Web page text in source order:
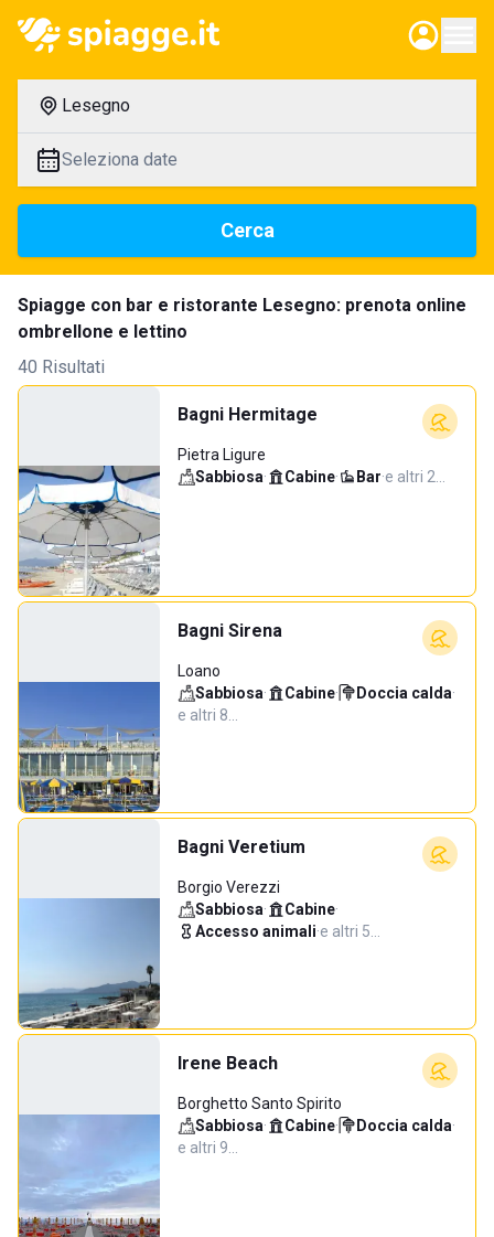
Lesegno
Seleziona date
Cerca
Spiagge con bar e ristorante Lesegno: prenota online
ombrellone e lettino
40 Risultati
Bagni Hermitage
Pietra Ligure
Sabbiosa· Cabine· Bar·e altri 2…
Bagni Sirena
Loano
Sabbiosa· Cabine· Doccia calda·
e altri 8…
Bagni Veretium
Borgio Verezzi
Sabbiosa· Cabine·
Accesso animali·e altri 5…
Irene Beach
Borghetto Santo Spirito
Sabbiosa· Cabine· Doccia calda·
e altri 9…